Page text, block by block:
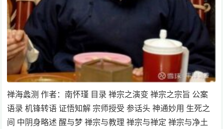
禅海蠡测 作者：南怀瑾 目录 禅宗之演变 禅宗之宗旨 公案
语录 机锋转语 证悟知解 宗师授受 参话头 神通妙用 生死之
间 中阴身略述 醒与梦 禅宗与教理 禅宗与禅定 禅宗与净土